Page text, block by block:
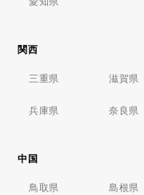
関西
三重県 滋賀県
兵庫県 奈良県
中国
鳥取県 島根県